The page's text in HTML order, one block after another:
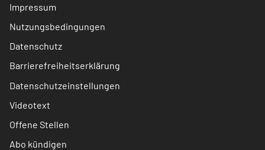
Impressum
Nutzungsbedingungen
Datenschutz
Barrierefreiheitserklärung
Datenschutzeinstellungen
Videotext
Offene Stellen
Abo kündigen